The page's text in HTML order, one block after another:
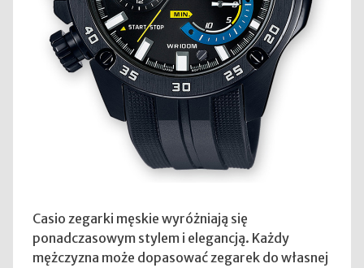
Casio zegarki męskie wyróżniają się
ponadczasowym stylem i elegancją. Każdy
mężczyzna może dopasować zegarek do własnej